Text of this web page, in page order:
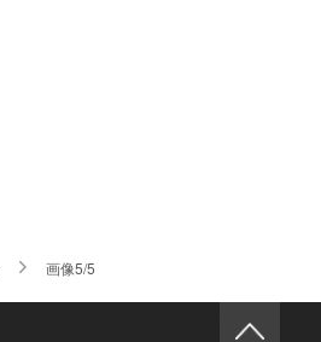
画像5/5